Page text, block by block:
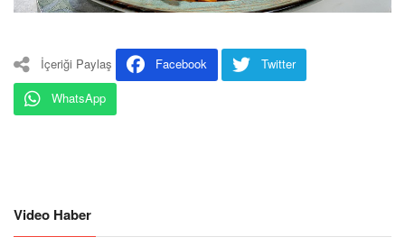
İçeriği Paylaş Facebook
Twitter
WhatsApp
Video Haber